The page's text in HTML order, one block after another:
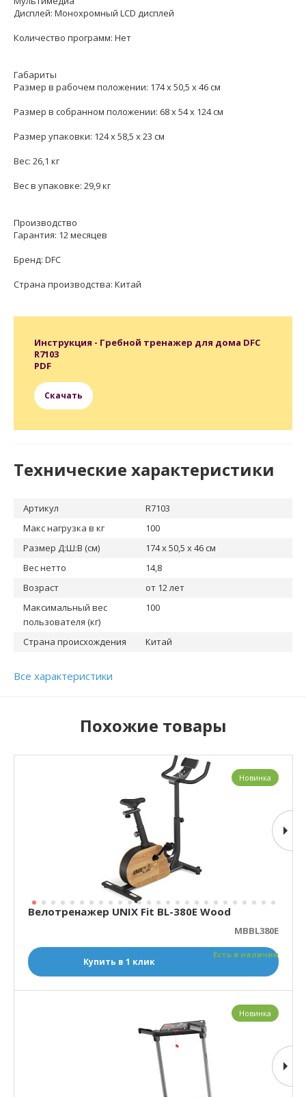
Дисплей: Монохромный LCD дисплей
Количество программ: Нет
Габариты
Размер в рабочем положении: 174 х 50,5 х 46 см
Размер в собранном положении: 68 х 54 х 124 см
Размер упаковки: 124 х 58,5 х 23 см
Вес: 26,1 кг
Вес в упаковке: 29,9 кг
Производство
Гарантия: 12 месяцев
Бренд: DFC
Страна производства: Китай
Инструкция - Гребной тренажер для дома DFC
R7103
PDF
Скачать
Технические характеристики
Артикул
R7103
Макс нагрузка в кг
100
Размер Д:Ш:В (см)
174 х 50,5 х 46 см
Вес нетто
14,8
Возраст
от 12 лет
Максимальный вес
пользователя (кг)
100
Страна происхождения Китай
Все характеристики
Похожие товары
Велотренажер UNIX Fit BL-380E Wood
MBBL380E
Есть в наличии
Купить в 1 клик
Новинка
Новинка